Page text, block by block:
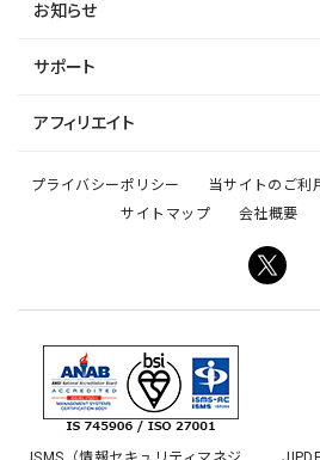
お知らせ
サポート
アフィリエイト
プライバシーポリシー 当サイトのご利
サイトマップ
会社概要